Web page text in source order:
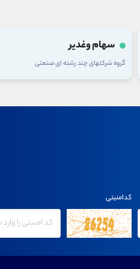
سهام وغدیر
گروه شرکتهای چند رشته ای صنعتی
کدامنیتی